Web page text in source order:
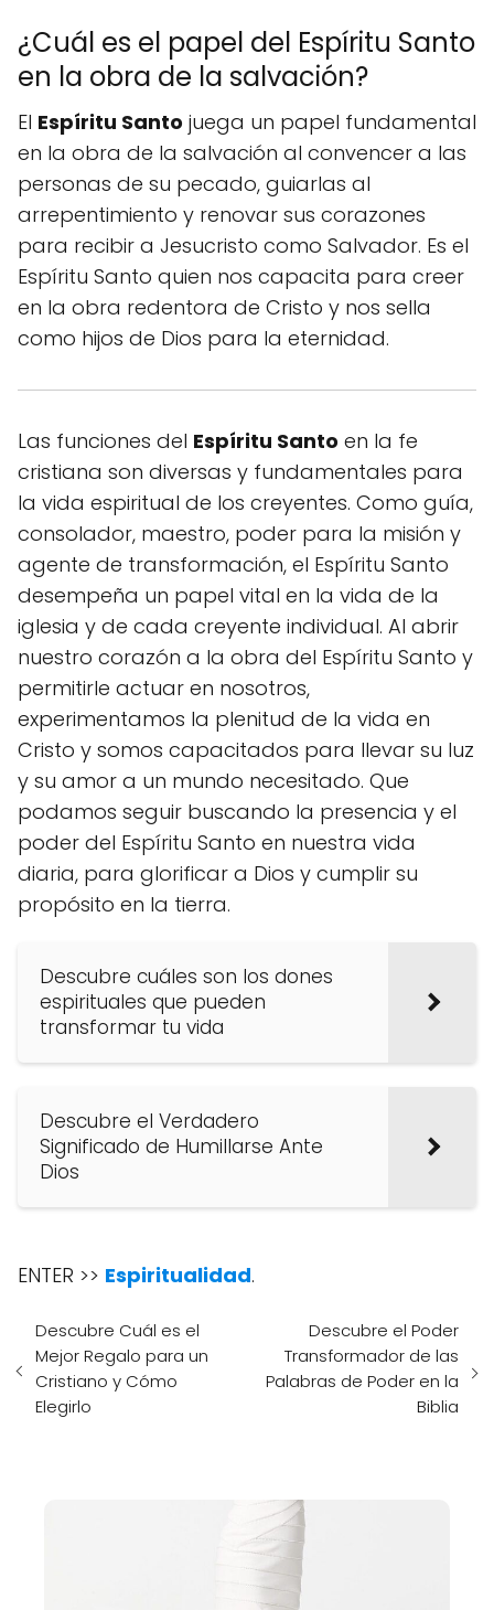
¿Cuál es el papel del Espíritu Santo
en la obra de la salvación?
El Espíritu Santo juega un papel fundamental
en la obra de la salvación al convencer a las
personas de su pecado, guiarlas al
arrepentimiento y renovar sus corazones
para recibir a Jesucristo como Salvador. Es el
Espíritu Santo quien nos capacita para creer
en la obra redentora de Cristo y nos sella
como hijos de Dios para la eternidad.
Las funciones del Espíritu Santo en la fe
cristiana son diversas y fundamentales para
la vida espiritual de los creyentes. Como guía,
consolador, maestro, poder para la misión y
agente de transformación, el Espíritu Santo
desempeña un papel vital en la vida de la
iglesia y de cada creyente individual. Al abrir
nuestro corazón a la obra del Espíritu Santo y
permitirle actuar en nosotros,
experimentamos la plenitud de la vida en
Cristo y somos capacitados para llevar su luz
y su amor a un mundo necesitado. Que
podamos seguir buscando la presencia y el
poder del Espíritu Santo en nuestra vida
diaria, para glorificar a Dios y cumplir su
propósito en la tierra.
Descubre cuáles son los dones
espirituales que pueden
transformar tu vida
Descubre el Verdadero
Significado de Humillarse Ante
Dios
ENTER >> Espiritualidad.
Descubre Cuál es el
Mejor Regalo para un
Cristiano y Cómo
Elegirlo
Descubre el Poder
Transformador de las
Palabras de Poder en la
Biblia